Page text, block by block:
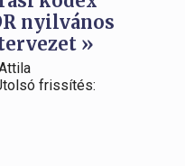
nyilvános
»
frissítés: